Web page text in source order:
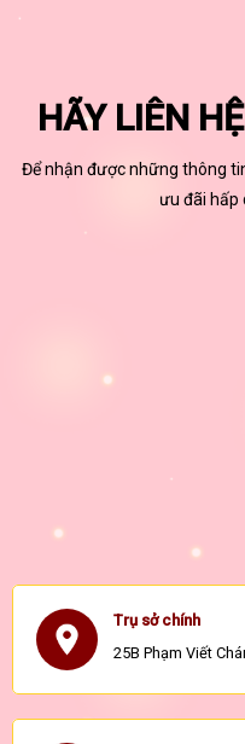
HÃY LIÊN
Để nhận được những thông
ưu đãi hấp
Trụ sở chính
25B Phạm Viết